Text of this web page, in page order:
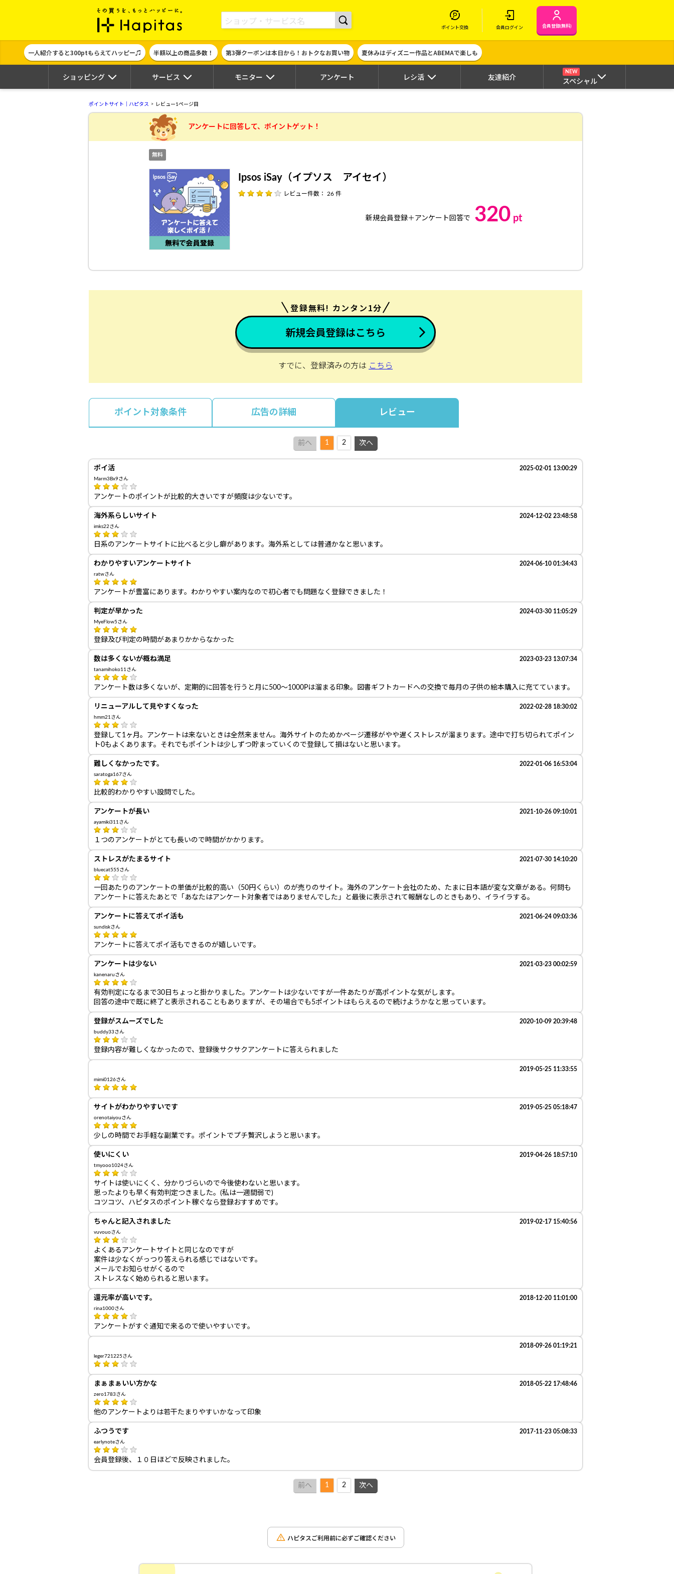
ポイント貯めて現金やギフト券に交換できるポイントサイト | ハピタス
ポイント交換 会員ログイン 会員登録(無料)
一人紹介すると300ptもらえてハッピー♫ 半額以上の商品多数！ 第3弾クーポンは本日から！おトクなお買い物 夏休みはディズニー作品とABEMAで楽しも
ショッピング サービス モニター アンケート レシ活 友達紹介
NEW
スペシャル
ポイントサイト｜ハピタス レビュー1ページ目
アンケートに回答して、ポイントゲット！
無料
Ipsos iSay（イプソス アイセイ）
レビュー件数： 26 件
新規会員登録＋アンケート回答で 320 pt
登録無料! カンタン1分
新規会員登録はこちら
すでに、登録済みの方は こちら
ポイント対象条件 広告の詳細 レビュー
前へ 1 2 次へ
ポイ活 2025-02-01 13:00:29
Marm3Bx9さん
アンケートのポイントが比較的大きいですが頻度は少ないです。
海外系らしいサイト 2024-12-02 23:48:58
imks22さん
日系のアンケートサイトに比べると少し癖があります。海外系としては普通かなと思います。
わかりやすいアンケートサイト 2024-06-10 01:34:43
ratwさん
アンケートが豊富にあります。わかりやすい案内なので初心者でも問題なく登録できました！
判定が早かった 2024-03-30 11:05:29
MyeFlow5さん
登録及び判定の時間があまりかからなかった
数は多くないが概ね満足 2023-03-23 13:07:34
tanamihoko11さん
アンケート数は多くないが、定期的に回答を行うと月に500～1000Pは溜まる印象。図書ギフトカードへの交換で毎月の子供の絵本購入に充てています。
リニューアルして見やすくなった 2022-02-28 18:30:02
hmm21さん
登録して1ヶ月。アンケートは来ないときは全然来ません。海外サイトのためかページ遷移がやや遅くストレスが溜まります。途中で打ち切られてポイン
ト0もよくあります。それでもポイントは少しずつ貯まっていくので登録して損はないと思います。
難しくなかったです。 2022-01-06 16:53:04
saratoga167さん
比較的わかりやすい設問でした。
アンケートが長い 2021-10-26 09:10:01
ayamiki311さん
１つのアンケートがとても長いので時間がかかります。
ストレスがたまるサイト 2021-07-30 14:10:20
bluecat555さん
一回あたりのアンケートの単価が比較的高い（50円くらい）のが売りのサイト。海外のアンケート会社のため、たまに日本語が変な文章がある。何問も
アンケートに答えたあとで「あなたはアンケート対象者ではありませんでした」と最後に表示されて報酬なしのときもあり、イライラする。
アンケートに答えてポイ活も 2021-06-24 09:03:36
sundiskさん
アンケートに答えてポイ活もできるのが嬉しいです。
アンケートは少ない 2021-03-23 00:02:59
kanenaruさん
有効判定になるまで30日ちょっと掛かりました。アンケートは少ないですが一件あたりが高ポイントな気がします。
回答の途中で既に終了と表示されることもありますが、その場合でも5ポイントはもらえるので続けようかなと思っています。
登録がスムーズでした 2020-10-09 20:39:48
buddy33さん
登録内容が難しくなかったので、登録後サクサクアンケートに答えられました
2019-05-25 11:33:55
mimi0126さん
サイトがわかりやすいです 2019-05-25 05:18:47
orenotaiyouさん
少しの時間でお手軽な副業です。ポイントでプチ贅沢しようと思います。
使いにくい 2019-04-26 18:57:10
tmyooo1024さん
サイトは使いにくく、分かりづらいので今後使わないと思います。
思ったよりも早く有効判定つきました。(私は一週間弱で)
コツコツ、ハピタスのポイント稼ぐなら登録おすすめです。
ちゃんと記入されました 2019-02-17 15:40:56
vuvouoさん
よくあるアンケートサイトと同じなのですが
案件は少なくがっつり答えられる感じではないです。
メールでお知らせがくるので
ストレスなく始められると思います。
還元率が高いです。 2018-12-20 11:01:00
rina1000さん
アンケートがすぐ通知で来るので使いやすいです。
2018-09-26 01:19:21
leger721225さん
まぁまぁいい方かな 2018-05-22 17:48:46
zero1783さん
他のアンケートよりは若干たまりやすいかなって印象
ふつうです 2017-11-23 05:08:33
earlynoteさん
会員登録後、１０日ほどで反映されました。
前へ 1 2 次へ
ハピタスご利用前に必ずご確認ください